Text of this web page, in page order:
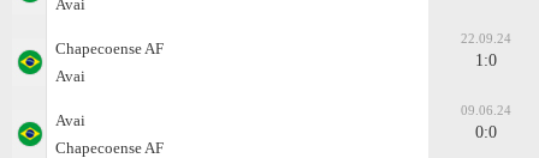
Avai
Chapecoense AF
Avai
22.09.24
1:0
Avai
Chapecoense AF
09.06.24
0:0